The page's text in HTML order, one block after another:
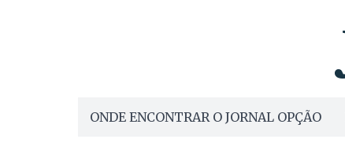
ONDE ENCONTRAR O JORNAL OPÇÃO